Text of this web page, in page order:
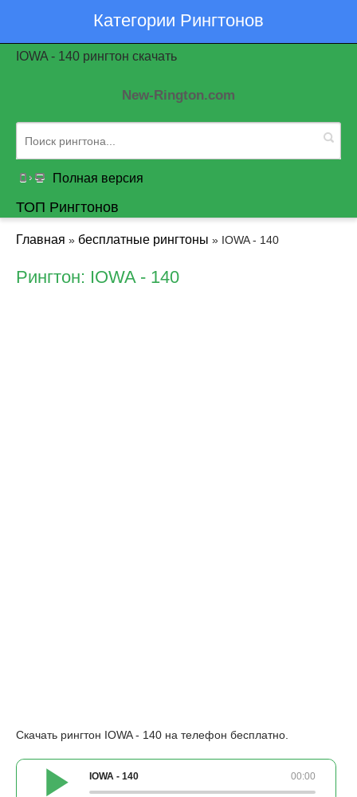
Категории Рингтонов
IOWA - 140 рингтон скачать
New-Rington.com
Полная версия
ТОП Рингтонов
Главная » бесплатные рингтоны » IOWA - 140
Рингтон: IOWA - 140
Скачать рингтон IOWA - 140 на телефон бесплатно.
00:00
IOWA - 140